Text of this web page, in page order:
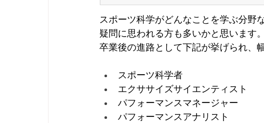
スポーツ科学がどんなことを学ぶ分野
疑問に思われる方も多いかと思います。
卒業後の進路として下記が挙げられ、
スポーツ科学者
エクササイズサイエンティスト
パフォーマンスマネージャー
パフォーマンスアナリスト